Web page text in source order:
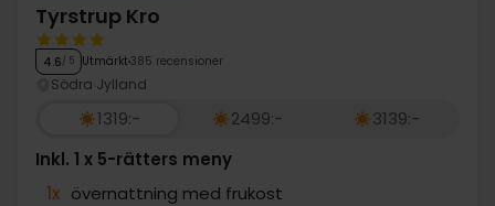
Tyrstrup Kro
4.6/ 5 Utmärkt 385 recensioner
Södra Jylland
1319:- 2499:-
3139:-
Inkl. 1 x 5-rätters meny
1x övernattning med frukost